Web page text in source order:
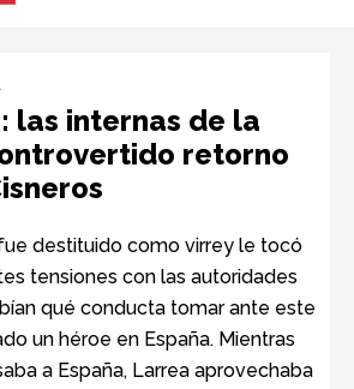
Hoy
las internas de la
retorno
destituido como virrey le tocó
tensiones con las autoridades
qué conducta tomar ante este
un héroe en España. Mientras
a España, Larrea aprovechaba